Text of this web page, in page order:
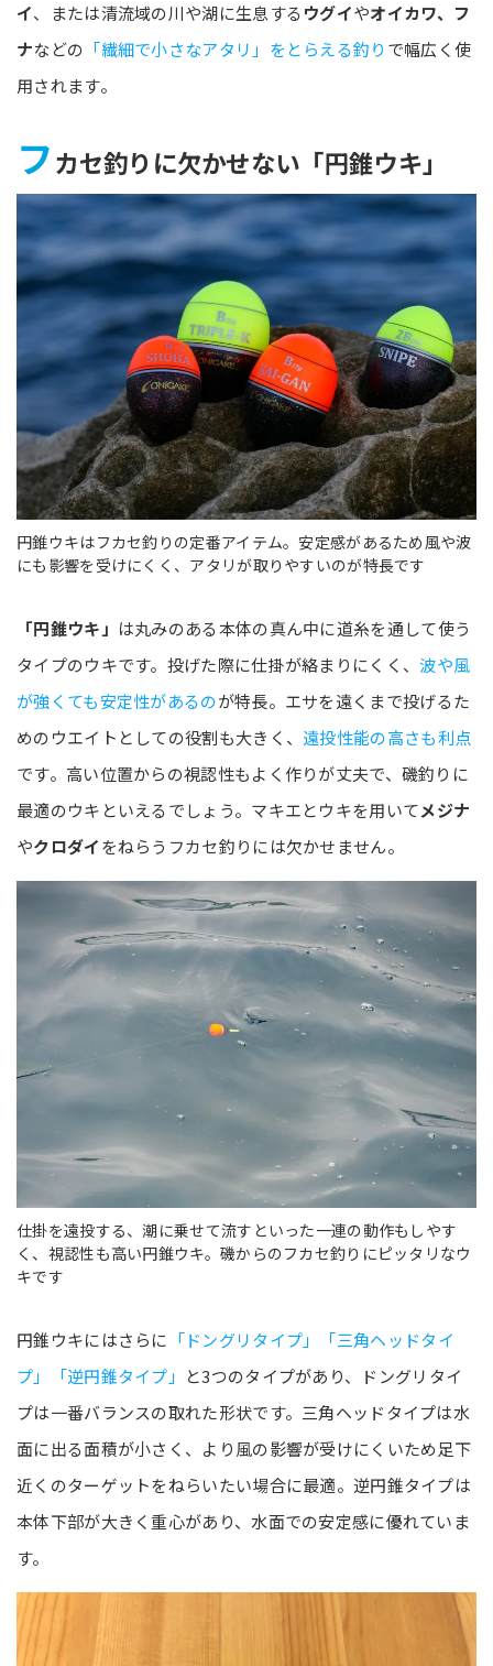
イ、または清流域の川や湖に生息する ウグイやオイカワ、フ
ナなどの 「繊細で小さなアタリ」をとらえる釣り で幅広く使
用されます。
フカセ釣りに欠かせない「円錐ウキ」
円錐ウキはフカセ釣りの定番アイテム。安定感があるため風や波
にも影響を受けにくく、アタリが取りやすいのが特長です
「円錐ウキ」 は丸みのある本体の真ん中に道糸を通して使う
タイプのウキです。投げた際に仕掛が絡まりにくく、 波や風
が強くても安定性があるのが特長。エサを遠くまで投げるた
めのウエイトとしての役割も大きく、 遠投性能の高さも利点
です。高い位置からの視認性もよく作りが丈夫で、磯釣りに
最適のウキといえるでしょう。マキエとウキを用いてメジナ
やクロダイをねらうフカセ釣りには欠かせません。
仕掛を遠投する、潮に乗せて流すといった一連の動作もしやす
く、視認性も高い円錐ウキ。磯からのフカセ釣りにピッタリなウ
キです
円錐ウキにはさらに 「ドングリタイプ」「三角ヘッドタイ
プ」「逆円錐タイプ」 と3つのタイプがあり、ドングリタイ
プは一番バランスの取れた形状です。三角ヘッドタイプは水
面に出る面積が小さく、より風の影響が受けにくいため足下
近くのターゲットをねらいたい場合に最適。逆円錐タイプは
本体下部が大きく重心があり、水面での安定感に優れていま
す。